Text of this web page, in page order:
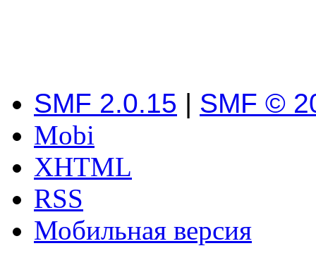
SMF 2.0.15 | SMF ©
Mobi
XHTML
RSS
Мобильная версия